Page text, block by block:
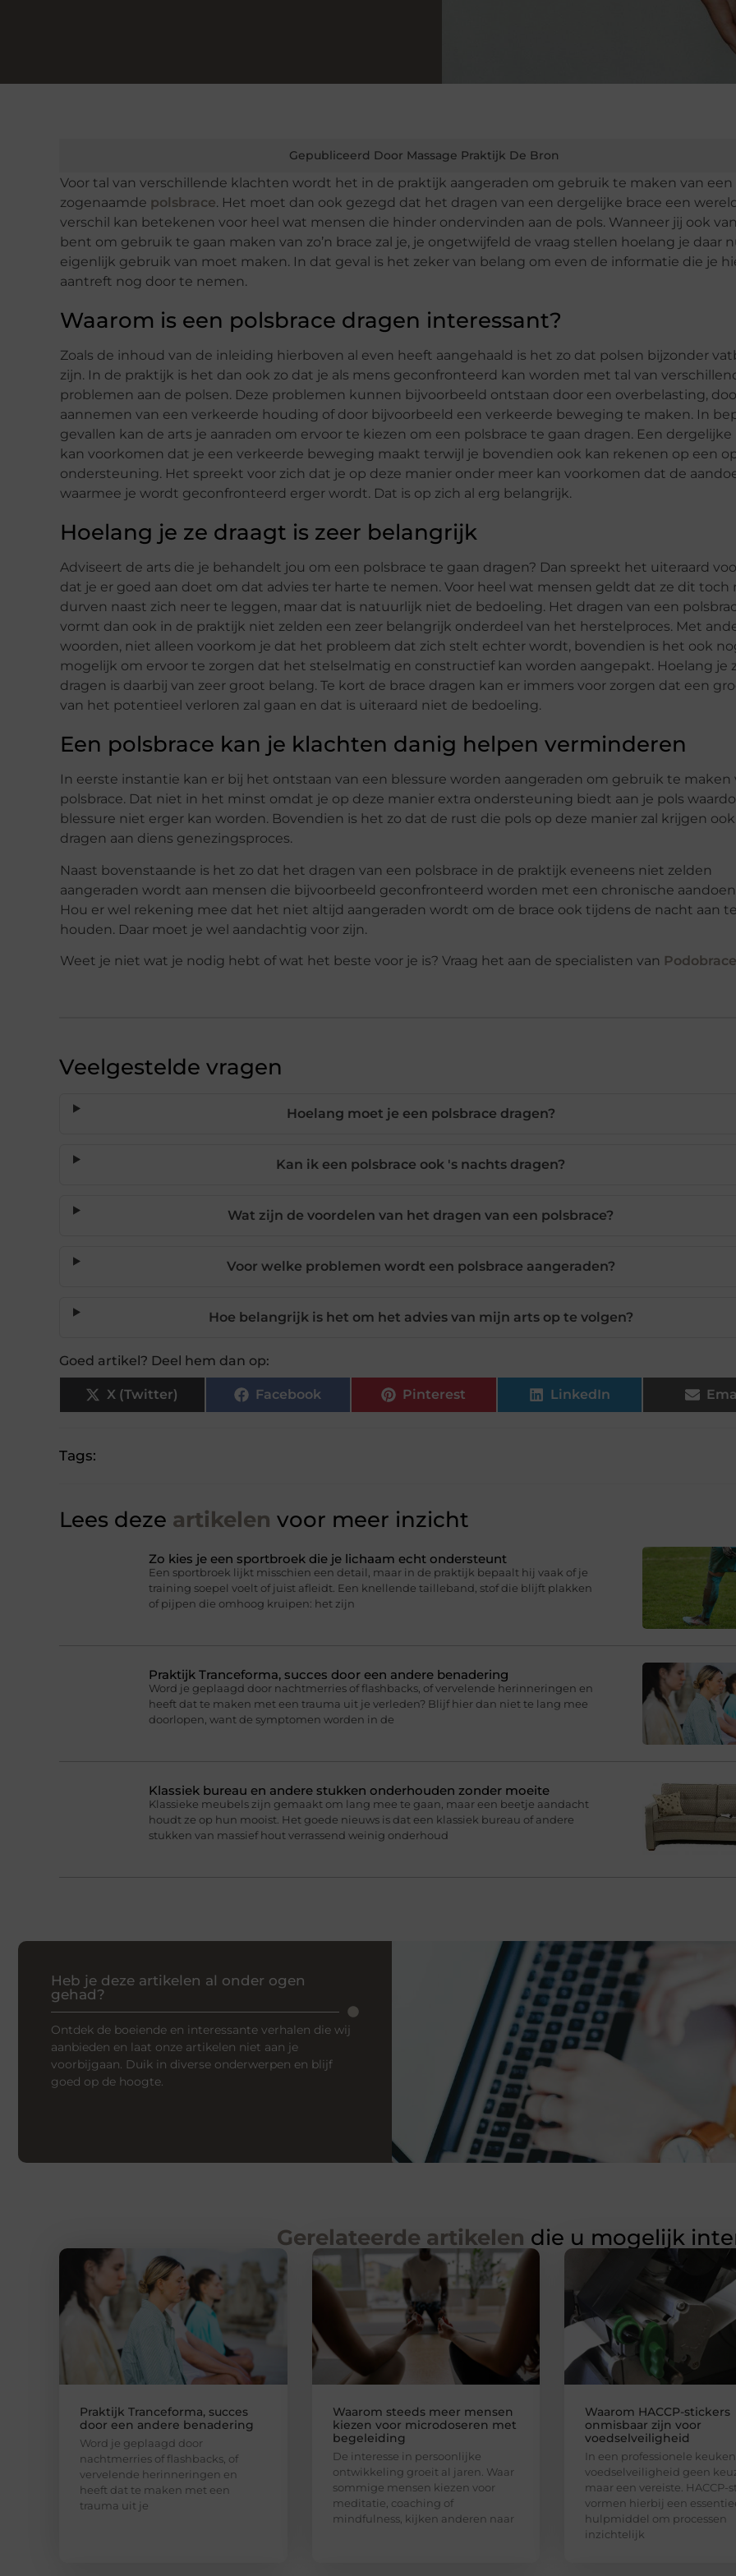
Gepubliceerd Door Massage Praktijk De Bron
Voor tal van verschillende klachten wordt het in de praktijk aangeraden om gebruik te maken van een
zogenaamde polsbrace. Het moet dan ook gezegd dat het dragen van een dergelijke brace een
verschil kan betekenen voor heel wat mensen die hinder ondervinden aan de pols. Wanneer jij ook
bent om gebruik te gaan maken van zo’n brace zal je, je ongetwijfeld de vraag stellen hoelang je daar
eigenlijk gebruik van moet maken. In dat geval is het zeker van belang om even de informatie die je
aantreft nog door te nemen.
Waarom is een polsbrace dragen interessant?
Zoals de inhoud van de inleiding hierboven al even heeft aangehaald is het zo dat polsen bijzonder
zijn. In de praktijk is het dan ook zo dat je als mens geconfronteerd kan worden met tal van
problemen aan de polsen. Deze problemen kunnen bijvoorbeeld ontstaan door een overbelasting,
aannemen van een verkeerde houding of door bijvoorbeeld een verkeerde beweging te maken. In
gevallen kan de arts je aanraden om ervoor te kiezen om een polsbrace te gaan dragen. Een dergelijke
kan voorkomen dat je een verkeerde beweging maakt terwijl je bovendien ook kan rekenen op een
ondersteuning. Het spreekt voor zich dat je op deze manier onder meer kan voorkomen dat de
waarmee je wordt geconfronteerd erger wordt. Dat is op zich al erg belangrijk.
Hoelang je ze draagt is zeer belangrijk
Adviseert de arts die je behandelt jou om een polsbrace te gaan dragen? Dan spreekt het uiteraard
dat je er goed aan doet om dat advies ter harte te nemen. Voor heel wat mensen geldt dat ze dit toch
durven naast zich neer te leggen, maar dat is natuurlijk niet de bedoeling. Het dragen van een
vormt dan ook in de praktijk niet zelden een zeer belangrijk onderdeel van het herstelproces. Met
woorden, niet alleen voorkom je dat het probleem dat zich stelt echter wordt, bovendien is het ook
mogelijk om ervoor te zorgen dat het stelselmatig en constructief kan worden aangepakt. Hoelang je
dragen is daarbij van zeer groot belang. Te kort de brace dragen kan er immers voor zorgen dat een
van het potentieel verloren zal gaan en dat is uiteraard niet de bedoeling.
Een polsbrace kan je klachten danig helpen verminderen
In eerste instantie kan er bij het ontstaan van een blessure worden aangeraden om gebruik te maken
polsbrace. Dat niet in het minst omdat je op deze manier extra ondersteuning biedt aan je pols
blessure niet erger kan worden. Bovendien is het zo dat de rust die pols op deze manier zal krijgen ook
dragen aan diens genezingsproces.
Naast bovenstaande is het zo dat het dragen van een polsbrace in de praktijk eveneens niet zelden
aangeraden wordt aan mensen die bijvoorbeeld geconfronteerd worden met een chronische
Hou er wel rekening mee dat het niet altijd aangeraden wordt om de brace ook tijdens de nacht aan te
houden. Daar moet je wel aandachtig voor zijn.
Weet je niet wat je nodig hebt of wat het beste voor je is? Vraag het aan de specialisten van Podobrace
Veelgestelde vragen
Hoelang moet je een polsbrace dragen?
Kan ik een polsbrace ook 's nachts dragen?
Wat zijn de voordelen van het dragen van een polsbrace?
Voor welke problemen wordt een polsbrace aangeraden?
Hoe belangrijk is het om het advies van mijn arts op te volgen?
Goed artikel? Deel hem dan op:
X (Twitter) Facebook Pinterest LinkedIn
Tags:
Lees deze artikelen voor meer inzicht
Zo kies je een sportbroek die je lichaam echt ondersteunt
Een sportbroek lijkt misschien een detail, maar in de praktijk bepaalt hij vaak of je
training soepel voelt of juist afleidt. Een knellende tailleband, stof die blijft plakken
of pijpen die omhoog kruipen: het zijn
Praktijk Tranceforma, succes door een andere benadering
Word je geplaagd door nachtmerries of flashbacks, of vervelende herinneringen en
heeft dat te maken met een trauma uit je verleden? Blijf hier dan niet te lang mee
doorlopen, want de symptomen worden in de
Klassiek bureau en andere stukken onderhouden zonder moeite
Klassieke meubels zijn gemaakt om lang mee te gaan, maar een beetje aandacht
houdt ze op hun mooist. Het goede nieuws is dat een klassiek bureau of andere
stukken van massief hout verrassend weinig onderhoud
Heb je deze artikelen al onder ogen
gehad?
Ontdek de boeiende en interessante verhalen die wij
aanbieden en laat onze artikelen niet aan je
voorbijgaan. Duik in diverse onderwerpen en blijf
goed op de hoogte.
Gerelateerde artikelen die u mogelijk
Praktijk Tranceforma, succes
door een andere benadering
Word je geplaagd door
nachtmerries of flashbacks, of
vervelende herinneringen en
heeft dat te maken met een
trauma uit je
Waarom steeds meer mensen
kiezen voor microdoseren met
begeleiding
De interesse in persoonlijke
ontwikkeling groeit al jaren. Waar
sommige mensen kiezen voor
meditatie, coaching of
mindfulness, kijken anderen naar
Waarom HACCP-stickers
onmisbaar zijn voor
voedselveiligheid
In een professionele
voedselveiligheid geen
maar een vereiste. HACCP-
vormen hierbij een
hulpmiddel om processen
inzichtelijk